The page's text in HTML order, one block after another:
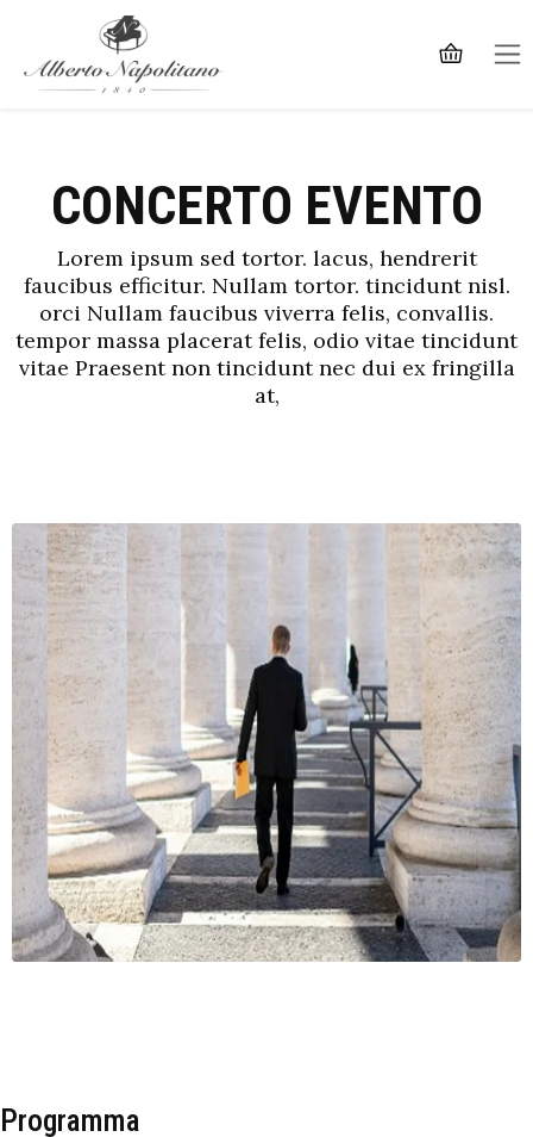
CONCERTO EVENTO
Lorem ipsum sed tortor. lacus, hendrerit
faucibus efficitur. Nullam tortor. tincidunt nisl.
orci Nullam faucibus viverra felis, convallis.
tempor massa placerat felis, odio vitae tincidunt
vitae Praesent non tincidunt nec dui ex fringilla
at,
Programma